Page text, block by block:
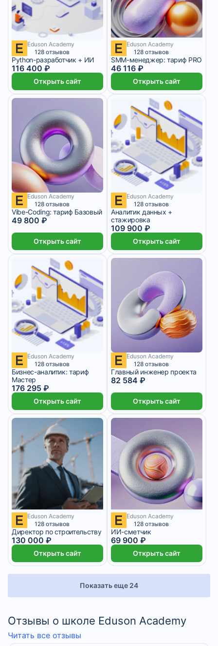
4 850 ₽/мес 9 месяцев
Eduson Academy
128 отзывов
Python-разработчик + ИИ
116 400 ₽
Открыть сайт
3 843 ₽/мес 4 месяца
Eduson Academy
128 отзывов
SMM-менеджер: тариф PRO
46 116 ₽
Открыть сайт
4 150 ₽/мес 2 месяца
Eduson Academy
128 отзывов
Vibe-Coding: тариф Базовый
49 800 ₽
Открыть сайт
4 579 ₽/мес 8 месяцев
Eduson Academy
128 отзывов
Аналитик данных +
стажировка
109 900 ₽
Открыть сайт
7 345 ₽/мес 10 месяцев
Eduson Academy
128 отзывов
Бизнес-аналитик: тариф
Мастер
176 295 ₽
Открыть сайт
3 441 ₽/мес 5 месяцев
Eduson Academy
128 отзывов
Главный инженер проекта
82 584 ₽
Открыть сайт
10 833 ₽/мес 4 месяца
Eduson Academy
128 отзывов
Директор по строительству
130 000 ₽
Открыть сайт
5 825 ₽/мес
Eduson Academy
128 отзывов
ИИ-сметчик
69 900 ₽
Открыть сайт
Показать еще 24
Отзывы о школе Eduson Academy
Читать все отзывы